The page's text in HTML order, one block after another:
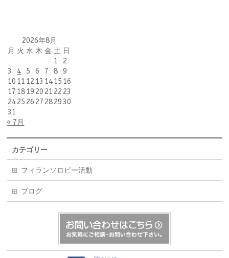
2026年8月
月 火 水 木 金 土 日
1
2
3
4 5 6 7 8
9
10 11 12 13 1415 16
17 1819 20 21 22 23
2425 26 27 2829 30
31
« 7月
カテゴリー
フィランソロピー活動
ブログ